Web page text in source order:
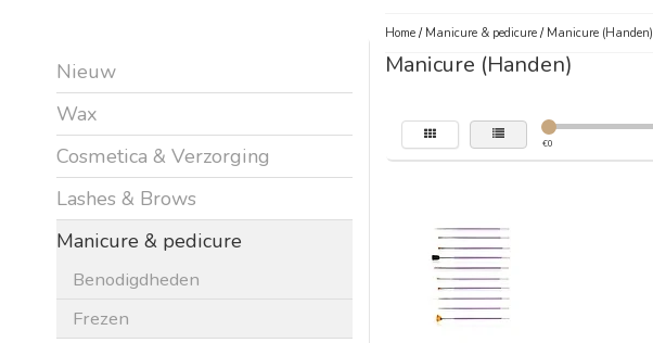
Nieuw
Wax
Cosmetica & Verzorging
Lashes & Brows
Manicure & pedicure
Benodigdheden
Frezen
Home/ Manicure & pedicure/ Manicure (Handen)
Manicure (Handen)
€0